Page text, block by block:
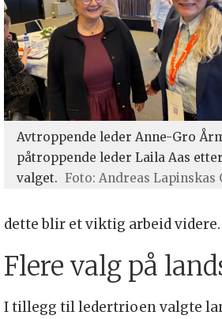
Avtroppende leder Anne-Gro
påtroppende leder Laila Aas etter
valget. Foto: Andreas Lapinskas
dette blir et viktig arbeid videre.
Flere valg på
I tillegg til ledertrioen valgte